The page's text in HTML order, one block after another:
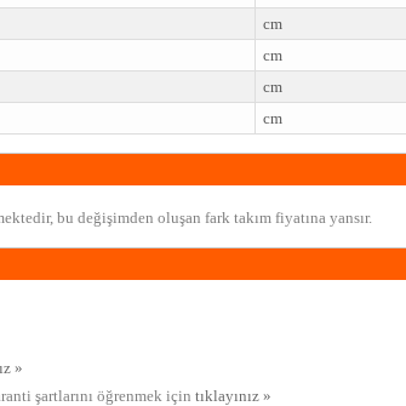
cm
cm
cm
cm
bu değişimden oluşan fark takım fiyatına yansır.
»
şartlarını öğrenmek için tıklayınız »